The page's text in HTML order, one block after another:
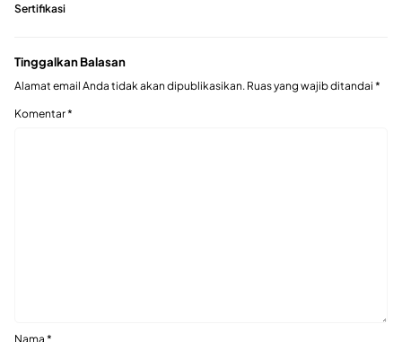
Sertifikasi
Tinggalkan Balasan
Alamat email Anda tidak akan dipublikasikan. Ruas yang wajib ditandai *
Komentar*
Nama *